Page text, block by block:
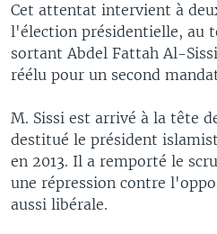
Cet attentat intervient à
l'élection présidentielle, au
sortant Abdel Fattah Al-
réélu pour un second
M. Sissi est arrivé à la tête
destitué le président
en 2013. Il a remporté le
une répression contre
aussi libérale.